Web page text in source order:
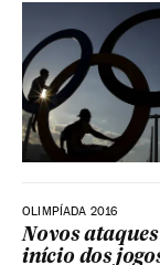
OLIMPÍADA 2016
Novos
início dos